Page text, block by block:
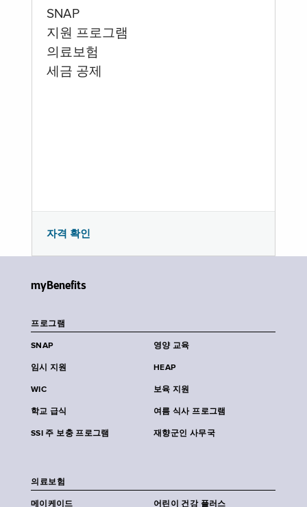
SNAP
지원 프로그램
의료보험
세금 공제
자격 확인
myBenefits
프로그램
SNAP 영양 교육
임시 지원 HEAP
WIC 보육 지원
학교 급식 여름 식사 프로그램
SSI 주 보충 프로그램 재향군인 사무국
의료보험
메이케이드
어린이 건강 플러스